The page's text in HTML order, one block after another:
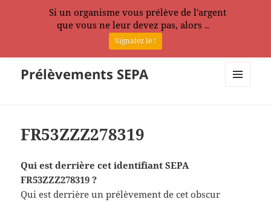
Prélèvements SEPA
FR53ZZZ278319
Qui est derrière cet identifiant SEPA
FR53ZZZ278319 ?
Qui est derrière un prélèvement de cet obscur
Si un organisme vous prélève de l'argent
que vous ne leur devez pas, alors ..
Signalez le !